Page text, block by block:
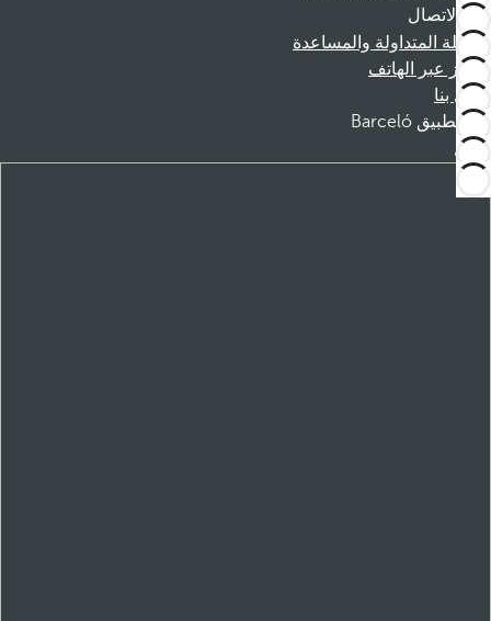
الاتصال
الأسئلة المتداولة والمساعدة
الحجز عبر الهاتف
اتصل بنا
تطبيق Barceló
تنزيل